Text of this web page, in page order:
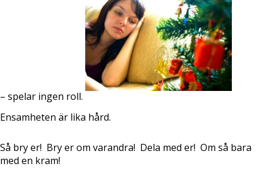
– spelar ingen roll.
Ensamheten är lika hård.
Så bry er! Bry er om varandra! Dela med er! Om så bara
med en kram!